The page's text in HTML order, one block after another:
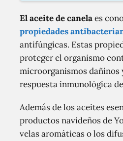
El aceite de canelaes
propiedades
antifúngicas. Estas
proteger el organismo
microorganismos dañinos
respuesta inmunológica
Además de los aceites
productos navideños de
velas aromáticas o los